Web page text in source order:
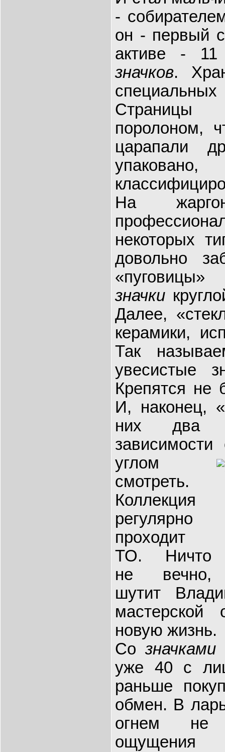
-
он - первый
активе -
значков.
поролоном,
царапали
На
некоторых
довольно
значки
Далее,
керамики,
Так
увесистые
Крепятся не
И, наконец,
них два
углом
смотреть.
Коллекция
регулярно
проходит
ТО. Ничто
не вечно,
шутит
новую жизнь.
Созначками
уже 40 с
раньше
обмен. В
огнем не
ощущения